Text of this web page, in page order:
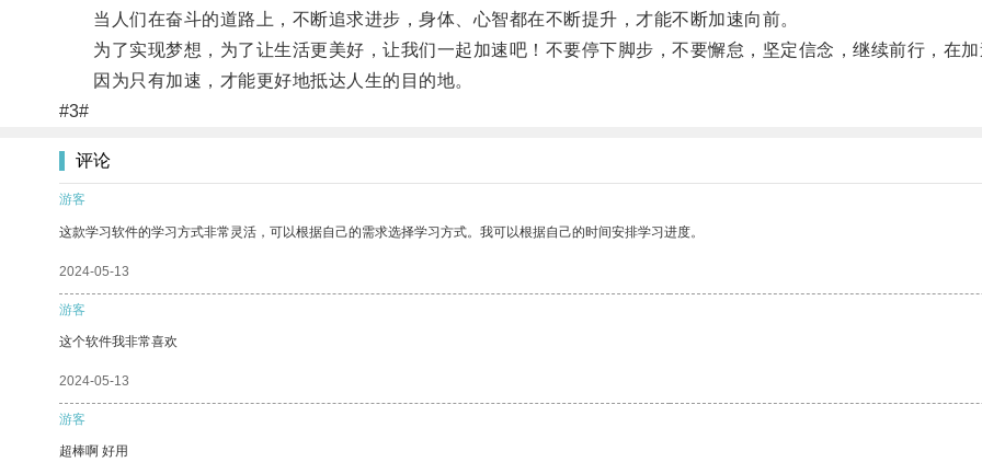
当人们在奋斗的道路上，不断追求进步，身体、心智都在不断提升，才能不断加速向前。
为了实现梦想，为了让生活更美好，让我们一起加速吧！不要停下脚步，不要懈怠，坚定信念，继续前行，在加
因为只有加速，才能更好地抵达人生的目的地。
#3#
评论
游客
这款学习软件的学习方式非常灵活，可以根据自己的需求选择学习方式。我可以根据自己的时间安排学习进度。
2024-05-13
游客
这个软件我非常喜欢
2024-05-13
游客
超棒啊 好用